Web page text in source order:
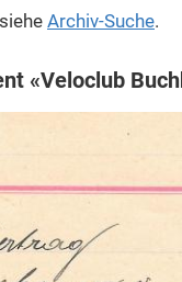
Archiv-Suche.
«Veloclub